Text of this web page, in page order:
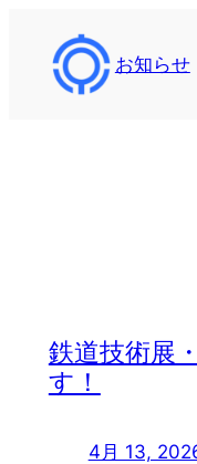
お知らせ
鉄道技術展
す！
4月 13,